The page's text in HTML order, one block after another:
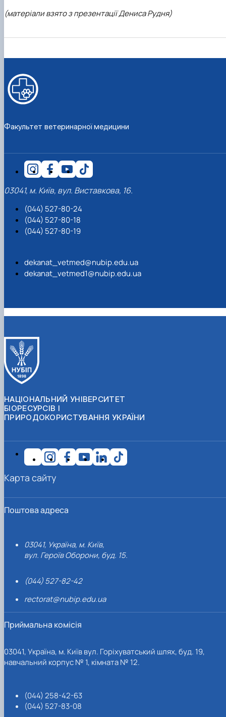
(матеріали взято з презентації Дениса Рудня)
Факультет ветеринарної медицини
03041, м. Київ, вул. Виставкова, 16.
(044) 527-80-24
(044) 527-80-18
(044) 527-80-19
dekanat_vetmed@nubip.edu.ua
dekanat_vetmed1@nubip.edu.ua
НАЦІОНАЛЬНИЙ УНІВЕРСИТЕТ
БІОРЕСУРСІВ І
ПРИРОДОКОРИСТУВАННЯ УКРАЇНИ
Поштова адреса
03041, Україна, м. Київ,
вул. Героїв Оборони, буд. 15.
(044) 527-82-42
rectorat@nubip.edu.ua
Приймальна комісія
03041, Україна, м. Київ вул. Горіхуватський шлях, буд. 19,
навчальний корпус № 1, кімната № 12.
(044) 258-42-63
(044) 527-83-08
Карта сайту